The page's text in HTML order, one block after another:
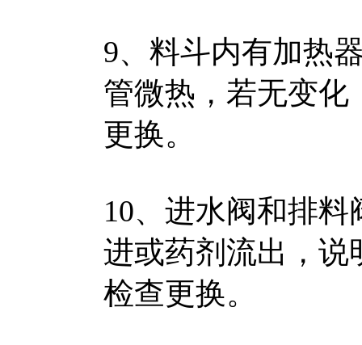
9、料斗内有加热
管微热，若无变化
更换。
10、进水阀和排
进或药剂流出，说
检查更换。